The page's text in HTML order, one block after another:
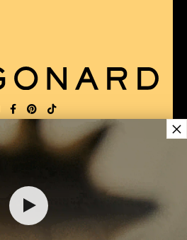
$ 46.00
SPRACHE: DE
×